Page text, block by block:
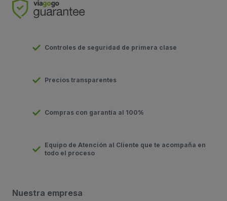
Controles de seguridad de primera clase
Precios transparentes
Compras con garantía al 100%
Equipo de Atención al Cliente que te acompaña en
todo el proceso
Nuestra empresa